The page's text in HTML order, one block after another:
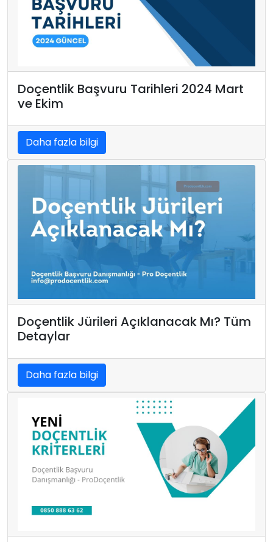
Doçentlik Başvuru Tarihleri 2024 Mart
ve Ekim
Daha fazla bilgi
Doçentlik Jürileri Açıklanacak Mı? Tüm
Detaylar
Daha fazla bilgi